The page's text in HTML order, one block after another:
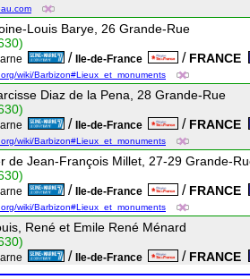
Louis Barye, 26 Grande-Rue
/ Ile-de-France / FRANCE
wiki/Barbizon#Lieux_et_monuments
Diaz de la Pena, 28 Grande-Rue
/ Ile-de-France / FRANCE
wiki/Barbizon#Lieux_et_monuments
de Jean-François Millet, 27-29 Grande-
/ Ile-de-France / FRANCE
wiki/Barbizon#Lieux_et_monuments
René et Emile René Ménard
/ Ile-de-France / FRANCE